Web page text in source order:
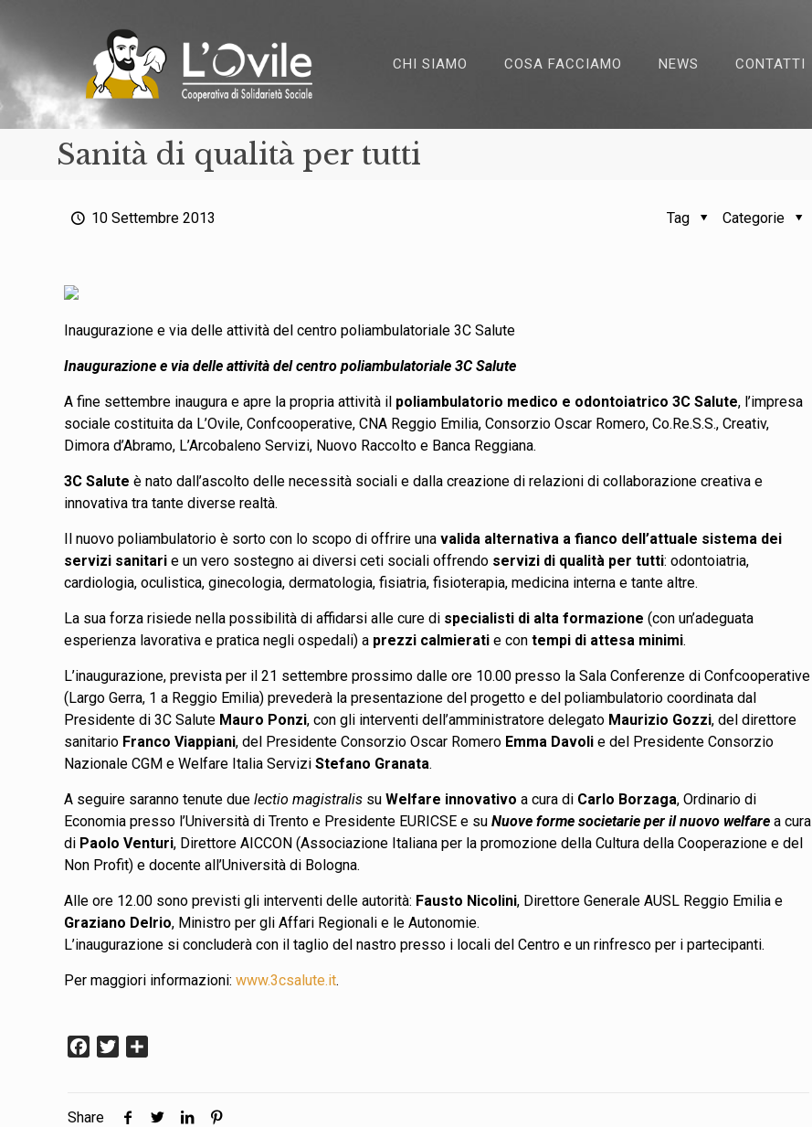
CHI SIAMO COSA FACCIAMO NEWS CONTATTI
Sanità di qualità per tutti
10 Settembre 2013 Categorie
Tag
Inaugurazione e via delle attività del centro poliambulatoriale 3C Salute
Inaugurazione e via delle attività del centro poliambulatoriale 3C Salute
A fine settembre inaugura e apre la propria attività il poliambulatorio medico e odontoiatrico 3C Salute, l’impresa
sociale costituita da L’Ovile, Confcooperative, CNA Reggio Emilia, Consorzio Oscar Romero, Co.Re.S.S., Creativ,
Dimora d’Abramo, L’Arcobaleno Servizi, Nuovo Raccolto e Banca Reggiana.
3C Salute è nato dall’ascolto delle necessità sociali e dalla creazione di relazioni di collaborazione creativa e
innovativa tra tante diverse realtà.
Il nuovo poliambulatorio è sorto con lo scopo di offrire unavalida alternativa a fianco dell’attuale sistema dei
servizi sanitari e un vero sostegno ai diversi ceti sociali offrendo servizi di qualità per tutti: odontoiatria,
cardiologia, oculistica, ginecologia, dermatologia, fisiatria, fisioterapia, medicina interna e tante altre.
La sua forza risiede nella possibilità di affidarsi alle cure di specialisti di alta formazione (con un’adeguata
esperienza lavorativa e pratica negli ospedali) a prezzi calmierati e contempi di attesa minimi.
L’inaugurazione, prevista per il 21 settembre prossimo dalle ore 10.00 presso la Sala Conferenze di Confcooperative
(Largo Gerra, 1 a Reggio Emilia) prevederà la presentazione del progetto e del poliambulatorio coordinata dal
Presidente di 3C Salute Mauro Ponzi, con gli interventi dell’amministratore delegato Maurizio Gozzi, del direttore
sanitario Franco Viappiani, del Presidente Consorzio Oscar Romero Emma Davoli e del Presidente Consorzio
Nazionale CGM e Welfare Italia ServiziStefano Granata.
A seguire saranno tenute duelectio magistralis suWelfare innovativo a cura di Carlo Borzaga, Ordinario di
Economia presso l’Università di Trento e Presidente EURICSE e suNuove forme societarie per il nuovo welfare a cura
di Paolo Venturi, Direttore AICCON (Associazione Italiana per la promozione della Cultura della Cooperazione e del
Non Profit) e docente all’Università di Bologna.
Alle ore 12.00 sono previsti gli interventi delle autorità: Fausto Nicolini, Direttore Generale AUSL Reggio Emilia e
Graziano Delrio, Ministro per gli Affari Regionali e le Autonomie.
L’inaugurazione si concluderà con il taglio del nastro presso i locali del Centro e un rinfresco per i partecipanti.
Per maggiori informazioni:www.3csalute.it.
Facebook
Twitter
Share